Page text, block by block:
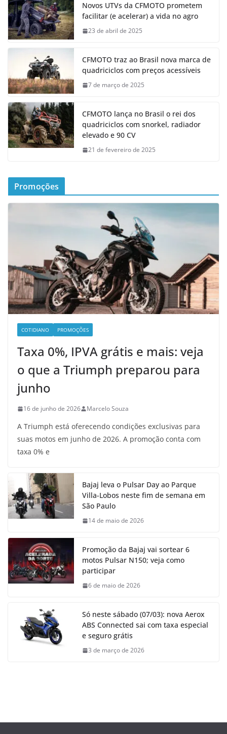
Novos UTVs da CFMOTO prometem
facilitar (e acelerar) a vida no agro
23 de abril de 2025
CFMOTO traz ao Brasil nova marca de
quadriciclos com preços acessíveis
7 de março de 2025
CFMOTO lança no Brasil o rei dos
quadriciclos com snorkel, radiador
elevado e 90 CV
21 de fevereiro de 2025
Promoções
COTIDIANO PROMOÇÕES
Taxa 0%, IPVA grátis e mais: veja
o que a Triumph preparou para
junho
16 de junho de 2026 Marcelo Souza
A Triumph está oferecendo condições exclusivas para
suas motos em junho de 2026. A promoção conta com
taxa 0% e
Bajaj leva o Pulsar Day ao Parque
Villa-Lobos neste fim de semana em
São Paulo
14 de maio de 2026
Promoção da Bajaj vai sortear 6
motos Pulsar N150; veja como
participar
6 de maio de 2026
Só neste sábado (07/03): nova Aerox
ABS Connected sai com taxa especial
e seguro grátis
3 de março de 2026